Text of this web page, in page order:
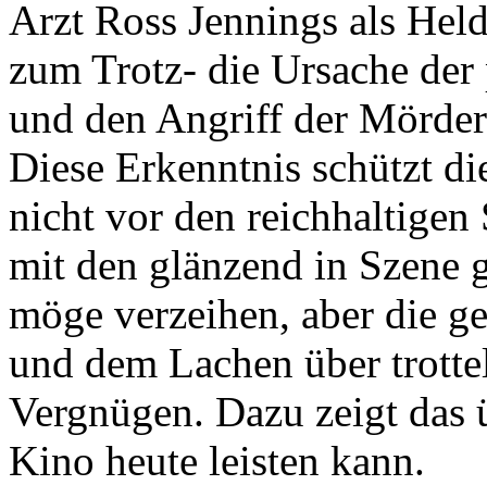
Arzt Ross Jennings als
zum Trotz- die Ursache
und den Angriff der
Diese Erkenntnis schützt
nicht vor den reichhaltigen
mit den glänzend in Szene
möge verzeihen, aber die
und dem Lachen über
Vergnügen. Dazu zeigt
Kino heute leisten kann.